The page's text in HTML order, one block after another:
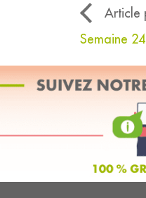
Article
Semaine